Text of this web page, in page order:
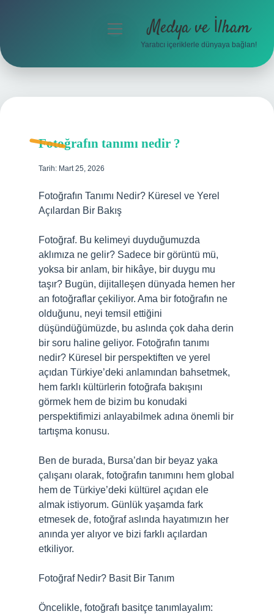
Hakkımızda
menüyü
Medya ve İlham
Yaratıcı içeriklerle dünyaya bağlan!
Fotoğrafın tanımı nedir ?
Tarih: Mart 25, 2026
Fotoğrafın Tanımı Nedir? Küresel ve Yerel
Açılardan Bir Bakış
Fotoğraf. Bu kelimeyi duyduğumuzda
aklımıza ne gelir? Sadece bir görüntü mü,
yoksa bir anlam, bir hikâye, bir duygu mu
taşır? Bugün, dijitalleşen dünyada hemen her
an fotoğraflar çekiliyor. Ama bir fotoğrafın ne
olduğunu, neyi temsil ettiğini
düşündüğümüzde, bu aslında çok daha derin
bir soru haline geliyor. Fotoğrafın tanımı
nedir? Küresel bir perspektiften ve yerel
açıdan Türkiye’deki anlamından bahsetmek,
hem farklı kültürlerin fotoğrafa bakışını
görmek hem de bizim bu konudaki
perspektifimizi anlayabilmek adına önemli bir
tartışma konusu.
Ben de burada, Bursa’dan bir beyaz yaka
çalışanı olarak, fotoğrafın tanımını hem global
hem de Türkiye’deki kültürel açıdan ele
almak istiyorum. Günlük yaşamda fark
etmesek de, fotoğraf aslında hayatımızın her
anında yer alıyor ve bizi farklı açılardan
etkiliyor.
Fotoğraf Nedir? Basit Bir Tanım
Öncelikle, fotoğrafı basitçe tanımlayalım: